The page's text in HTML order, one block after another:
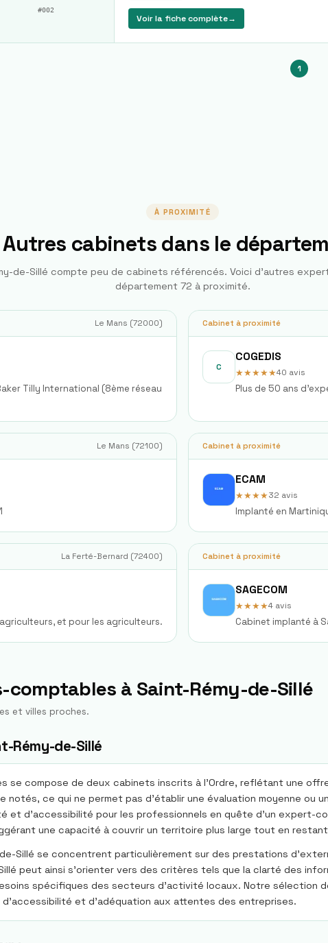
#002
Voir la fiche complète→
1
À PROXIMITÉ
Autres cabinets dans le
de-Sillé compte peu de cabinets référencés. Voici d'autres
département 72 à proximité.
Le Mans (72000)
Tilly International (8ème réseau
Cabinet à proximité
C
COGEDIS
★★★★★40 avis
Plus de 50 ans
Le Mans (72100) Cabinet à proximité
ECAM
★★★★32 avis
Implanté en
La Ferté-Bernard (72400)
et pour les agriculteurs.
Cabinet à proximité
SAGECOM
★★★★4 avis
Cabinet implanté à
comptables à Saint-Rémy-de-Sillé
et villes proches.
Rémy-de-Sillé
se compose de deux cabinets inscrits à l’Ordre, reflétant une
notés, ce qui ne permet pas d’établir une évaluation moyenne ou
et d’accessibilité pour les professionnels en quête d’un expert-
une capacité à couvrir un territoire plus large tout en restant
Sillé se concentrent particulièrement sur des prestations
peut ainsi s’orienter vers des critères tels que la clarté des
spécifiques des secteurs d’activité locaux. Notre sélection
et d’adéquation aux attentes des entreprises.